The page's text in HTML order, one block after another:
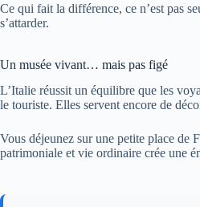
Ce qui fait la différence, ce n’est pas
s’attarder.
Un musée vivant… mais pas figé
L’Italie réussit un équilibre que les
le touriste. Elles servent encore de
Vous déjeunez sur une petite place de
patrimoniale et vie ordinaire crée une